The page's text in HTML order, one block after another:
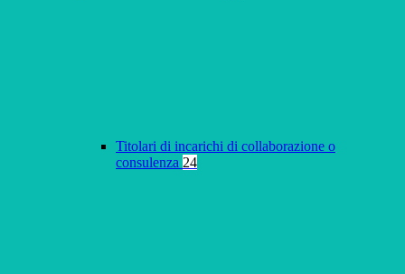
Titolari di incarichi di collaborazione o
consulenza 24